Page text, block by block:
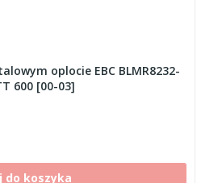
oplocie EBC BLMR8232-
600 [00-03]
do koszyka